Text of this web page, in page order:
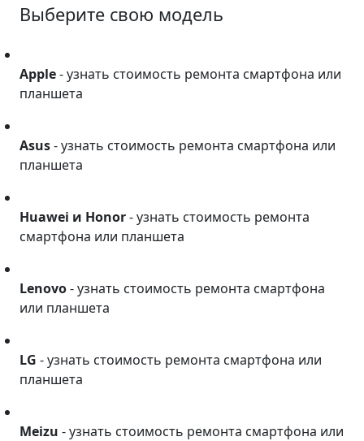
Выберите свою модель
Apple- узнать стоимость ремонта смартфона или
планшета
Asus- узнать стоимость ремонта смартфона или
планшета
Huawei и Honor- узнать стоимость ремонта
смартфона или планшета
Lenovo- узнать стоимость ремонта смартфона
или планшета
LG - узнать стоимость ремонта смартфона или
планшета
Meizu - узнать стоимость ремонта смартфона или